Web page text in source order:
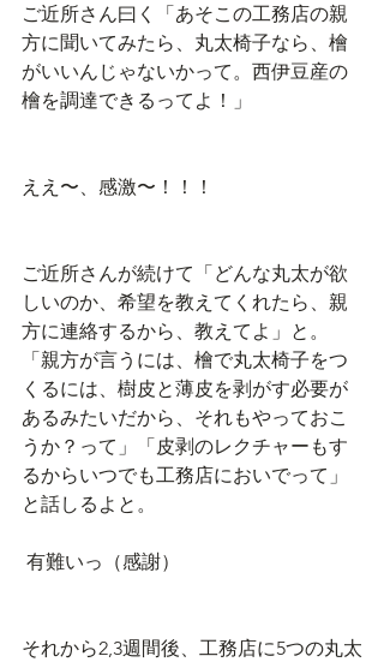
ご近所さん曰く「あそこの工務店の親
方に聞いてみたら、丸太椅子なら、檜
がいいんじゃないかって。西伊豆産の
檜を調達できるってよ！」
ええ〜、感激〜！！！
ご近所さんが続けて「どんな丸太が欲
しいのか、希望を教えてくれたら、親
方に連絡するから、教えてよ」と。
「親方が言うには、檜で丸太椅子をつ
くるには、樹皮と薄皮を剥がす必要が
あるみたいだから、それもやっておこ
うか？って」「皮剥のレクチャーもす
るからいつでも工務店においでって」
と話しるよと。
有難いっ（感謝）
それから2,3週間後、工務店に5つの丸太